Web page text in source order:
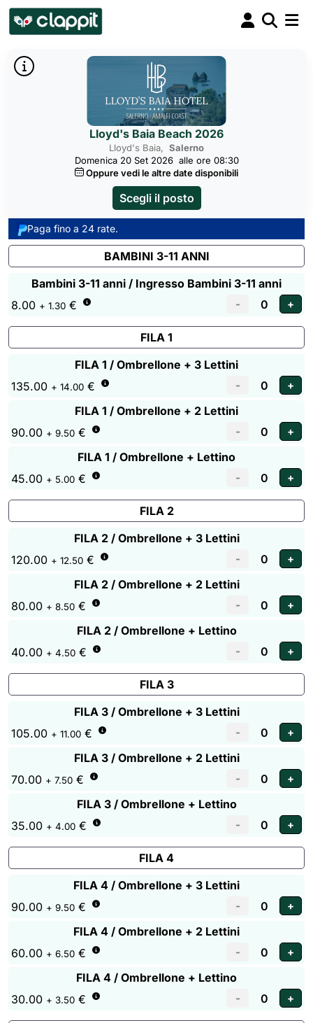
Lloyd's Baia Beach 2026
Lloyd's Baia, Salerno
Domenica 20 Set 2026 alle ore 08:30
Oppure vedi le altre date disponibili
Scegli il posto
Paga fino a 24 rate.
BAMBINI 3-11 ANNI
Bambini 3-11 anni / Ingresso Bambini 3-11 anni
8.00 + 1.30 €
FILA 1
FILA 1 / Ombrellone + 3 Lettini
135.00 + 14.00 €
FILA 1 / Ombrellone + 2 Lettini
90.00 + 9.50 €
FILA 1 / Ombrellone + Lettino
45.00 + 5.00 €
FILA 2
FILA 2 / Ombrellone + 3 Lettini
120.00 + 12.50 €
FILA 2 / Ombrellone + 2 Lettini
80.00 + 8.50 €
FILA 2 / Ombrellone + Lettino
40.00 + 4.50 €
FILA 3
FILA 3 / Ombrellone + 3 Lettini
105.00 + 11.00 €
FILA 3 / Ombrellone + 2 Lettini
70.00 + 7.50 €
FILA 3 / Ombrellone + Lettino
35.00 + 4.00 €
FILA 4
FILA 4 / Ombrellone + 3 Lettini
90.00 + 9.50 €
FILA 4 / Ombrellone + 2 Lettini
60.00 + 6.50 €
FILA 4 / Ombrellone + Lettino
30.00 + 3.50 €